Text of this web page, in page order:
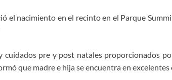
el nacimiento en el recinto en el Parque
cuidados pre y post natales proporcionados
que madre e hija se encuentra en